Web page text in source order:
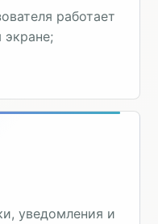
работает
уведомления и